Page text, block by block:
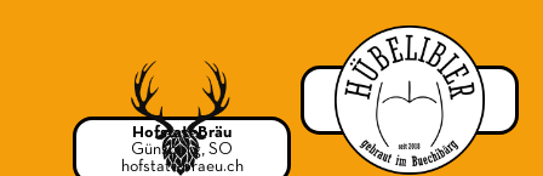
Hofstatt Bräu
Günsberg, SO
hofstatt-braeu.ch
HübeliBier
Schnottwil, BE
huebelibier.ch